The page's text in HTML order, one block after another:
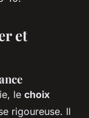
et
le choix
rigoureuse. Il